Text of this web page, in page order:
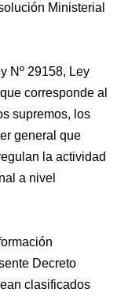
Ministerial
Nº 29158, Ley
corresponde al
supremos, los
general que
la actividad
a nivel
Decreto
clasificados